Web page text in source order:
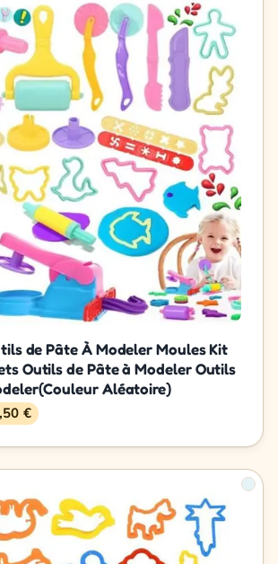
de Pâte À Modeler Moules Kit
Outils de Pâte à Modeler Outils
Aléatoire)
€